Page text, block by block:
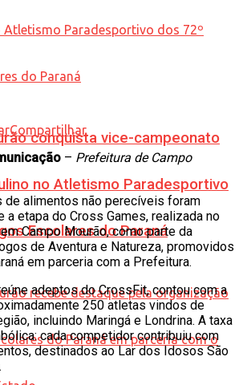
conquista vice-campeonato
no Atletismo Paradesportivo
Escolares do Paraná
Compartilhar
– Prefeitura de Campo
de alimentos não perecíveis foram
a etapa do Cross Games, realizada no
Campo Mourão, como parte da
de Aventura e Natureza, promovidos
em parceria com a Prefeitura.
adeptos do CrossFit, contou com a
250 atletas vindos de
incluindo Maringá e Londrina. A taxa
cada competidor contribuiu com
destinados ao Lar dos Idosos São